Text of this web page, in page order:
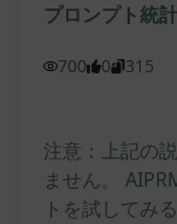
プロンプト統計
700 0 315
注意：上記の
ません。
トを試してみ